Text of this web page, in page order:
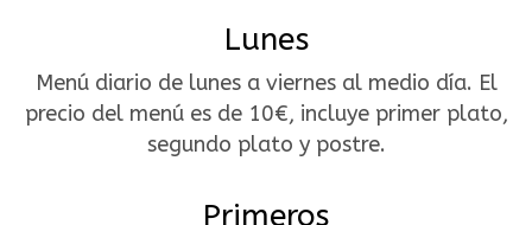
Lunes
Menú diario de lunes a viernes al medio día. El
precio del menú es de 10€, incluye primer plato,
segundo plato y postre.
Primeros